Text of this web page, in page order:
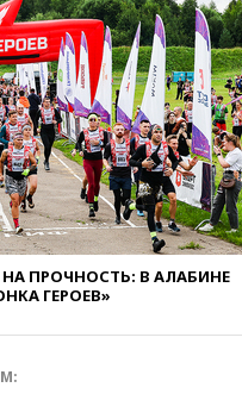
ПРОЧНОСТЬ: В АЛАБИНЕ
ГЕРОЕВ»